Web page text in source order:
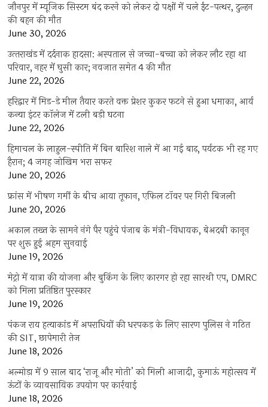
जौनपुर में म्यूजिक सिस्टम बंद करने को लेकर दो पक्षों में चले ईंट-पत्थर, दुल्हन
की बहन की मौत
June 30, 2026
उत्‍तराखंड में दर्दनाक हादसा: अस्पताल से जच्चा-बच्चा को लेकर लौट रहा था
परिवार, नहर में घुसी कार; नवजात समेत 4 की मौत
June 22, 2026
हरिद्वार में मिड-डे मील तैयार करते वक्त प्रेशर कुकर फटने से हुआ धमाका, आर्य
कन्या इंटर कॉलेज में टली बड़ी घटना
June 22, 2026
हिमाचल के लाहुल-स्पीति में बिन बारिश नाले में आ गई बाढ़, पर्यटक भी रह गए
हैरान; 4 जगह जोखिम भरा सफर
June 20, 2026
फ्रांस में भीषण गर्मी के बीच आया तूफान, एफिल टॉवर पर गिरी बिजली
June 20, 2026
अकाल तख्त के सामने नंगे पैर पहुंचे पंजाब के मंत्री-विधायक, बेअदबी कानून
पर शुरू हुई अहम सुनवाई
June 19, 2026
मेट्रो में यात्रा की योजना और बुकिंग के लिए कारगर हो रहा सारथी एप, DMRC
को मिला प्रतिष्ठित पुरस्कार
June 19, 2026
पंकज राय हत्याकांड में अपराधियों की धरपकड़ के लिए सारण पुलिस ने गठित
की SIT, छापेमारी तेज
June 18, 2026
अल्मोड़ा में 9 साल बाद ‘राजू और मोती’ को मिली आजादी, कुमाऊं महोत्सव में
ऊंटों के व्यावसायिक उपयोग पर कार्रवाई
June 18, 2026